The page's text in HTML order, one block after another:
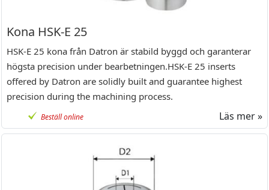
Kona HSK-E 25
HSK-E 25 kona från Datron är stabild byggd och garanterar
högsta precision under bearbetningen.HSK-E 25 inserts
offered by Datron are solidly built and guarantee highest
precision during the machining process.
Beställ online Läs mer »